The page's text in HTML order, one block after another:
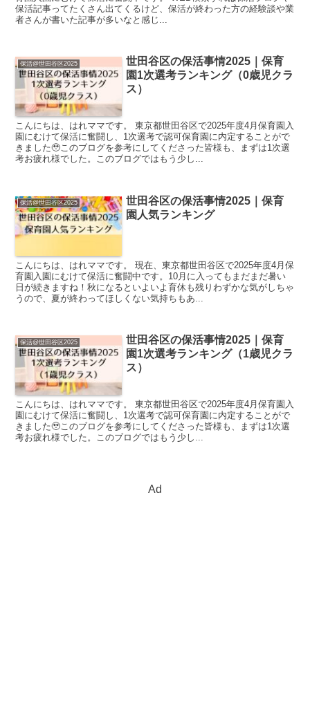
保活記事ってたくさん出てくるけど、保活が終わった方の経験談や業
者さんが書いた記事が多いなと感じ...
保活@世田谷区2025
世田谷区の保活事情2025｜保育
園1次選考ランキング（0歳児クラ
ス）
こんにちは、はれママです。 東京都世田谷区で2025年度4月保育園入
園にむけて保活に奮闘し、1次選考で認可保育園に内定することがで
きました🥹このブログを参考にしてくださった皆様も、まずは1次選
考お疲れ様でした。このブログではもう少し...
保活@世田谷区2025
世田谷区の保活事情2025｜保育
園人気ランキング
こんにちは、はれママです。 現在、東京都世田谷区で2025年度4月保
育園入園にむけて保活に奮闘中です。10月に入ってもまだまだ暑い
日が続きますね！秋になるといよいよ育休も残りわずかな気がしちゃ
うので、夏が終わってほしくない気持ちもあ...
保活@世田谷区2025
世田谷区の保活事情2025｜保育
園1次選考ランキング（1歳児クラ
ス）
こんにちは、はれママです。 東京都世田谷区で2025年度4月保育園入
園にむけて保活に奮闘し、1次選考で認可保育園に内定することがで
きました🥹このブログを参考にしてくださった皆様も、まずは1次選
考お疲れ様でした。このブログではもう少し...
Ad